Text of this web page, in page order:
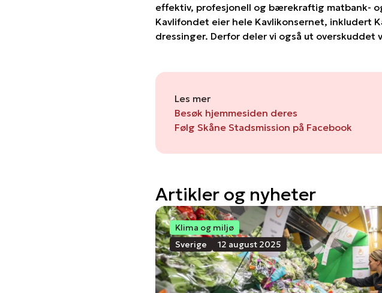
effektiv, profesjonell og bærekraftig matbank-
Kavlifondet eier hele Kavlikonsernet, inkludert
dressinger. Derfor deler vi også ut overskuddet
Les mer
Besøk hjemmesiden deres
Følg Skåne Stadsmission på Facebook
Artikler og nyheter
Klima og miljø
Sverige
12 august 2025